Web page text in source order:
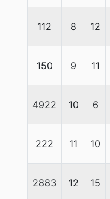
112 8 12
150 9 11
4922 10 6
222 11 10
2883 12 15